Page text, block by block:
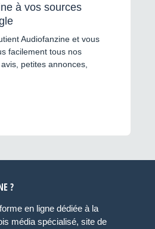
à vos sources
Audiofanzine et vous
facilement tous nos
petites annonces,
?
en ligne dédiée à la
média spécialisé, site de